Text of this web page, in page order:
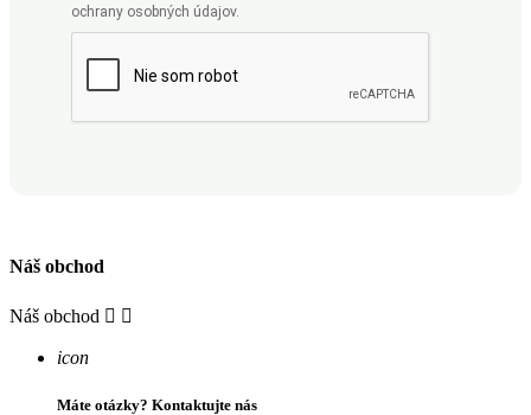
ochrany osobných údajov.
Náš obchod
Náš obchod  
icon
Máte otázky? Kontaktujte nás